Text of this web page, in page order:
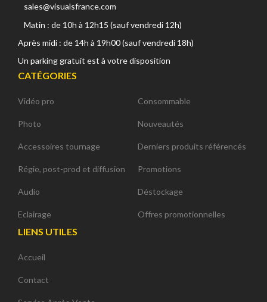
sales@visualsfrance.com
Matin : de 10h à 12h15 (sauf vendredi 12h)
Après midi : de 14h à 19h00 (sauf vendredi 18h)
Un parking gratuit est à votre disposition
CATÉGORIES
Vidéo pro
Photo
Accessoires tournage
Régie, post-prod et diffusion
Audio
Eclairage
Consommable
Nouveautés
Derniers produits référencés
Promotions
Déstockage
Offres promotionnelles
LIENS UTILES
Accueil
Contact